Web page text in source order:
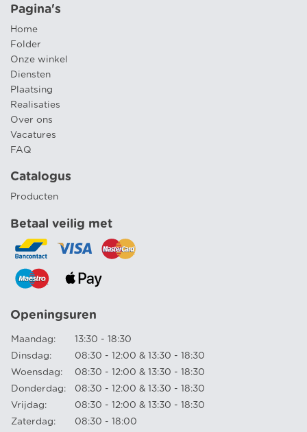
Pagina's
Home
Folder
Onze winkel
Diensten
Plaatsing
Realisaties
Over ons
Vacatures
FAQ
Catalogus
Producten
Betaal veilig met
Openingsuren
Maandag:
13:30 - 18:30
Dinsdag:
08:30 - 12:00 & 13:30 - 18:30
Woensdag:
08:30 - 12:00 & 13:30 - 18:30
Donderdag:
08:30 - 12:00 & 13:30 - 18:30
Vrijdag:
08:30 - 12:00 & 13:30 - 18:30
Zaterdag:
08:30 - 18:00